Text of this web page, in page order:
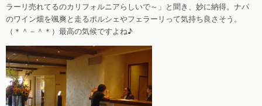
ラーリ売れてるのカリフォルニアらしいで～」と聞き、妙に納得。ナパ
のワイン畑を颯爽と走るポルシェやフェラーリって気持ち良さそう。
（＊＾－＾＊）最高の気候ですよね♪